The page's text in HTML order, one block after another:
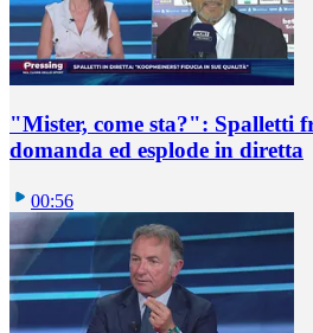
"Mister, come sta?": Spalletti
domanda ed esplode in diretta
00:56